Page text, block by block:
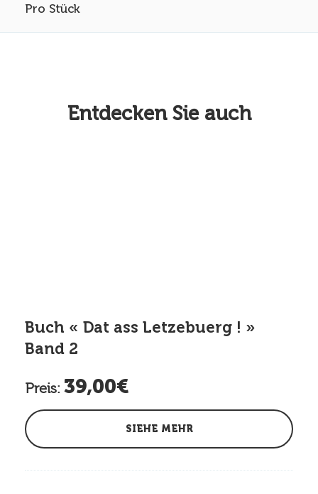
Pro Stück
Entdecken Sie auch
Buch « Dat ass Letzebuerg ! »
Band 2
Preis: 39,00€
SIEHE MEHR